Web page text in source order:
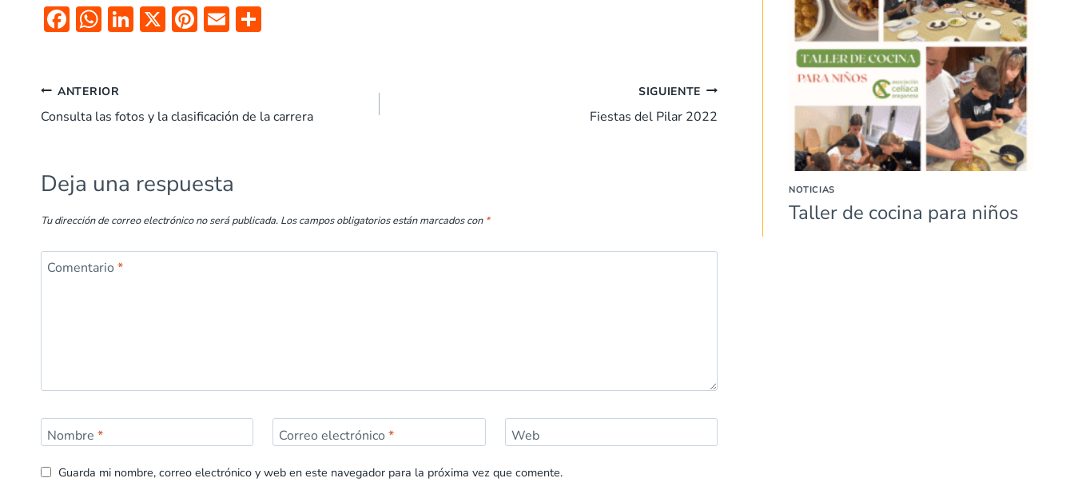
F
ac
b
o
k
W
h
s
A
p
Li
n
dI
X Pi
nt
t
E
m
ar
ANTERIOR
Consulta las fotos y la clasificación de la carrera
SIGUIENTE
Fiestas del Pilar 2022
Deja una respuesta
Tu dirección de correo electrónico no será publicada. Los campos obligatorios están marcados con *
Comentario *
Nombre * Correo electrónico* Web
Guarda mi nombre, correo electrónico y web en este navegador para la próxima vez que comente.
NOTICIAS
Taller de cocina para niños